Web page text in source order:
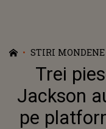
STIRI MONDENE
Trei
Jackson
pe